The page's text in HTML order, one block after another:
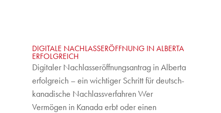
DIGITALE NACHLASSERÖFFNUNG IN ALBERTA
ERFOLGREICH
Digitaler Nachlasseröffnungsantrag in Alberta
erfolgreich – ein wichtiger Schritt für deutsch-
kanadische Nachlassverfahren Wer
Vermögen in Kanada erbt oder einen